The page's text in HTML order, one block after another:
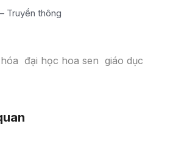
Truyền thông
đại học hoa sen giáo dục